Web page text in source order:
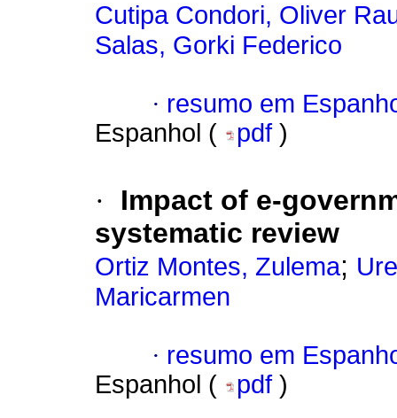
Cutipa Condori, Oliver
Salas, Gorki Federico
· resumo em
Espanhol (
pdf )
·
Impact of e-
systematic review
Ortiz Montes, Zulema;
Maricarmen
· resumo em
Espanhol (
pdf )